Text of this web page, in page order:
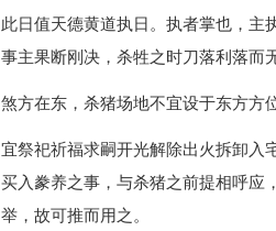
此日值天德黄道执日。执者掌也，主
事主果断刚决，杀牲之时刀落利落而
煞方在东，杀猪场地不宜设于东方方
宜祭祀祈福求嗣开光解除出火拆卸入
买入豢养之事，与杀猪之前提相呼应
举，故可推而用之。